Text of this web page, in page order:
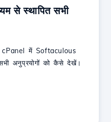
से स्थापित सभी
cPanel में Softaculous
अनुप्रयोगों को कैसे देखें।